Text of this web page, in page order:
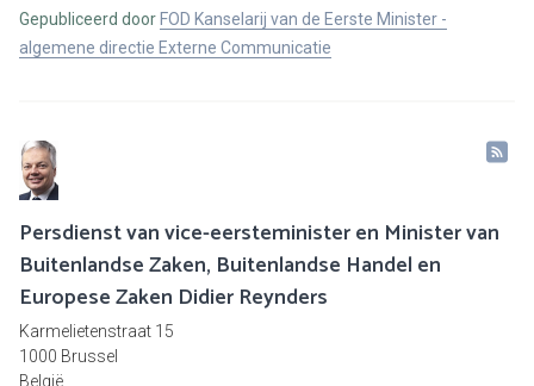
Gepubliceerd door FOD Kanselarij van de Eerste Minister -
algemene directie Externe Communicatie
Persdienst van vice-eersteminister en Minister van
Buitenlandse Zaken, Buitenlandse Handel en
Europese Zaken Didier Reynders
Karmelietenstraat 15
1000 Brussel
België